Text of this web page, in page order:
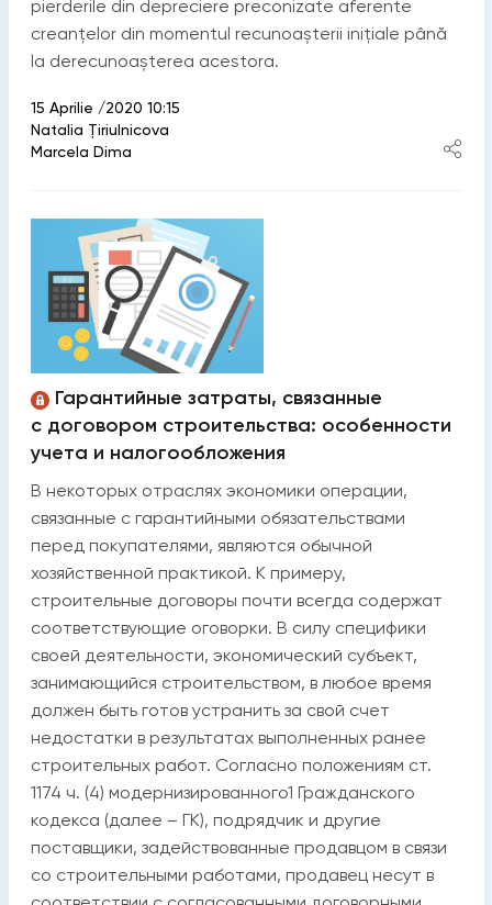
pierderile din depreciere preconizate aferente
creanțelor din momentul recunoașterii inițiale până
la derecunoașterea acestora.
15 Aprilie /2020 10:15
Natalia Ţiriulnicova
Marcela Dima
Гарантийные затраты, связанные
с договором строительства: особенности
учета и налогообложения
В некоторых отраслях экономики операции,
связанные с гарантийными обязательствами
перед покупателями, являются обычной
хозяйственной практикой. К примеру,
строительные договоры почти всегда содержат
соответствующие оговорки. В силу специфики
своей деятельности, экономический субъект,
занимающийся строительством, в любое время
должен быть готов устранить за свой счет
недостатки в результатах выполненных ранее
строительных работ. Согласно положениям ст.
1174 ч. (4) модернизированного1 Гражданского
кодекса (далее – ГК), подрядчик и другие
поставщики, задействованные продавцом в связи
со строительными работами, продавец несут в